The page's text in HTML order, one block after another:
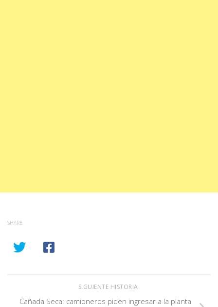
SHARE
SIGUIENTE HISTORIA
Cañada Seca: camioneros piden ingresar a la planta